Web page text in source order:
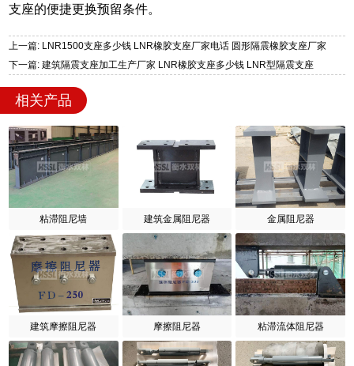
支座的便捷更换预留条件。
上一篇: LNR1500支座多少钱 LNR橡胶支座厂家电话 圆形隔震橡胶支座厂家
下一篇: 建筑隔震支座加工生产厂家 LNR橡胶支座多少钱 LNR型隔震支座
相关产品
粘滞阻尼墙 建筑金属阻尼器 金属阻尼器
建筑摩擦阻尼器 摩擦阻尼器 粘滞流体阻尼器